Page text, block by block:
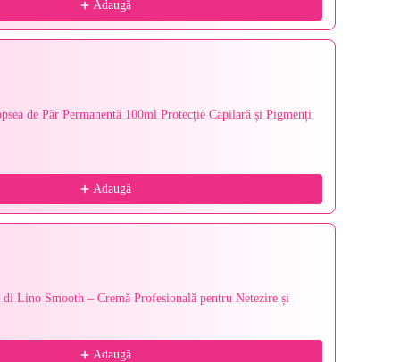
Adaugă
de Păr Permanentă 100ml Protecție Capilară și Pigmenți
Adaugă
Lino Smooth – Cremă Profesională pentru Netezire și
Adaugă